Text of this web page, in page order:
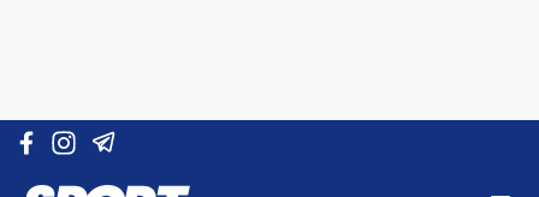
Vai al contenuto